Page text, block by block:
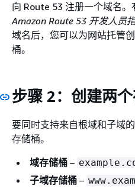
向 Route 53 注册一个域名
Amazon Route 53 开发人员
域名后，您可以为网站托管
桶。
步骤 2：创建两
要同时支持来自根域和子域
存储桶。
域存储桶 –
子域存储桶 –